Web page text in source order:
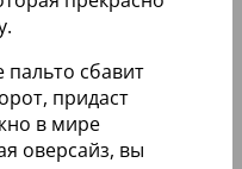
сбавит
придаст
в мире
оверсайз, вы